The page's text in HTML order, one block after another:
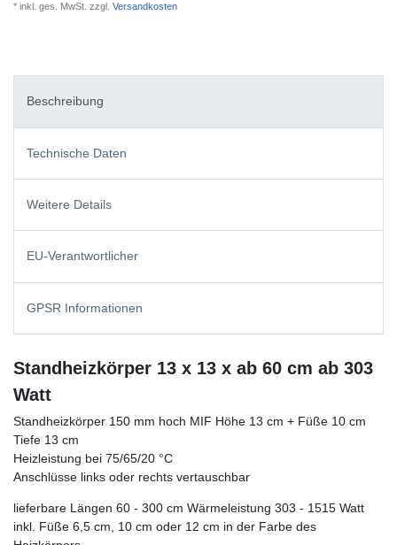
* inkl. ges. MwSt. zzgl. Versandkosten
Beschreibung
Technische Daten
Weitere Details
EU-Verantwortlicher
GPSR Informationen
Standheizkörper 13 x 13 x ab 60 cm ab 303
Watt
Standheizkörper 150 mm hoch MIF Höhe 13 cm + Füße 10 cm
Tiefe 13 cm
Heizleistung bei 75/65/20 °C
Anschlüsse links oder rechts vertauschbar
lieferbare Längen 60 - 300 cm Wärmeleistung 303 - 1515 Watt
inkl. Füße 6,5 cm, 10 cm oder 12 cm in der Farbe des